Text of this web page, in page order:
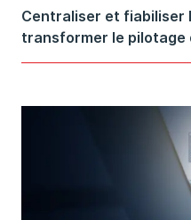
Centraliser et fiabiliser
transformer le